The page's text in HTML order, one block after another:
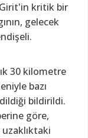
kritik bir
gelecek
30 kilometre
bazı
bildirildi.
göre,